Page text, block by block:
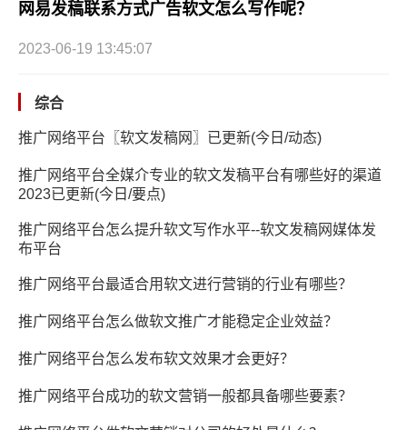
网易发稿联系方式广告软文怎么写作呢？
2023-06-19 13:45:07
综合
推广网络平台〖软文发稿网〗已更新(今日/动态)
推广网络平台全媒介专业的软文发稿平台有哪些好的渠道
2023已更新(今日/要点)
推广网络平台怎么提升软文写作水平--软文发稿网媒体发
布平台
推广网络平台最适合用软文进行营销的行业有哪些？
推广网络平台怎么做软文推广才能稳定企业效益？
推广网络平台怎么发布软文效果才会更好？
推广网络平台成功的软文营销一般都具备哪些要素？